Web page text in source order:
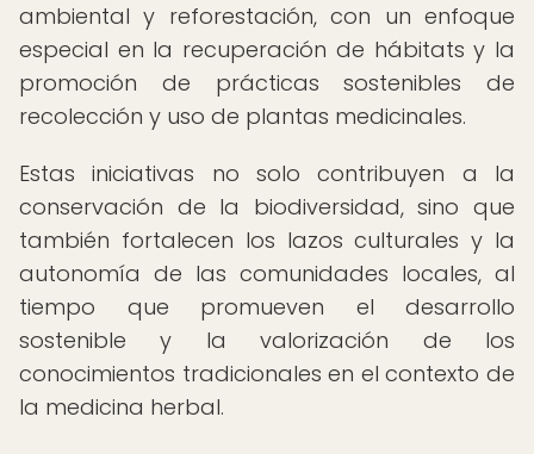
ambiental y reforestación, con un enfoque
especial en la recuperación de hábitats y la
promoción de prácticas sostenibles de
recolección y uso de plantas medicinales.
Estas iniciativas no solo contribuyen a la
conservación de la biodiversidad, sino que
también fortalecen los lazos culturales y la
autonomía de las comunidades locales, al
tiempo que promueven el desarrollo
sostenible y la valorización de los
conocimientos tradicionales en el contexto de
la medicina herbal.